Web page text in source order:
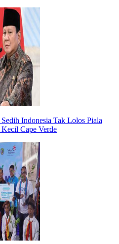
Indonesia Tak Lolos Piala
Cape Verde